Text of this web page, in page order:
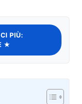
PIÙ:
★